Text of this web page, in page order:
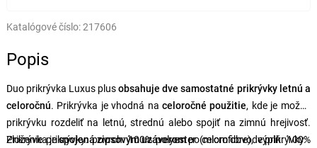
Katalógové číslo:217606
Popis
Duo prikrývka Luxus plusobsahuje dve samostatné prikrývky letnú a
celoročnú. Prikrývka je vhodná na celoročné použitie, kde je možné
prikrývku rozdeliť na letnú, strednú alebo spojiť na zimnú hrejivosť.
Prikrývka jespojená zipsovým uzáverompo celom obvode prikrývky.
Zloženie prikrývky: povrch: 100% polyester (microfibre), výplň: 100%